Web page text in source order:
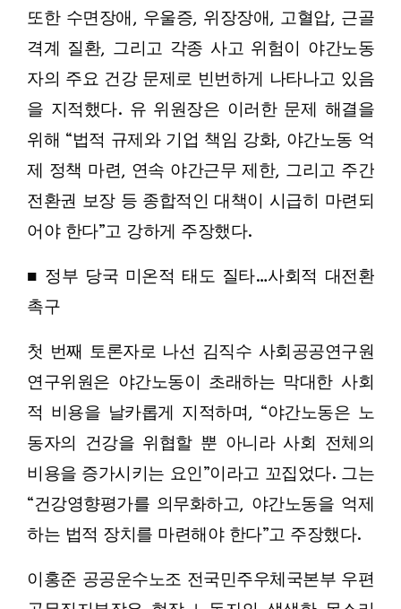
또한 수면장애, 우울증, 위장장애, 고혈압, 근골
격계 질환, 그리고 각종 사고 위험이 야간노동
자의 주요 건강 문제로 빈번하게 나타나고 있음
을 지적했다. 유 위원장은 이러한 문제 해결을
위해 “법적 규제와 기업 책임 강화, 야간노동 억
제 정책 마련, 연속 야간근무 제한, 그리고 주간
전환권 보장 등 종합적인 대책이 시급히 마련되
어야 한다”고 강하게 주장했다.
■ 정부 당국 미온적 태도 질타…사회적 대전환
촉구
첫 번째 토론자로 나선 김직수 사회공공연구원
연구위원은 야간노동이 초래하는 막대한 사회
적 비용을 날카롭게 지적하며, “야간노동은 노
동자의 건강을 위협할 뿐 아니라 사회 전체의
비용을 증가시키는 요인”이라고 꼬집었다. 그는
“건강영향평가를 의무화하고, 야간노동을 억제
하는 법적 장치를 마련해야 한다”고 주장했다.
이홍준 공공운수노조 전국민주우체국본부 우편